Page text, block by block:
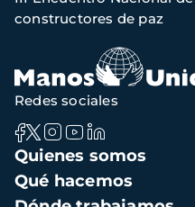
navegación
constructores de paz
Navegación
principal
Quienes somos
Qué hacemos
Redes sociales